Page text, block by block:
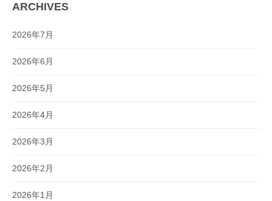
ARCHIVES
2026年7月
2026年6月
2026年5月
2026年4月
2026年3月
2026年2月
2026年1月